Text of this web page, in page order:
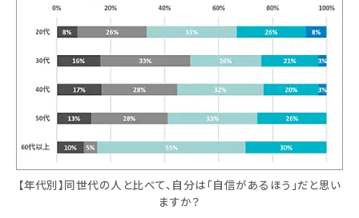
【年代別】同世代の人と比べて、自分は「自信があるほう」だと思い
ますか？